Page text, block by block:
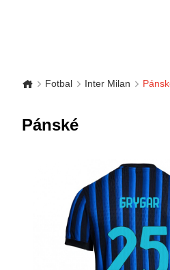
Fotbal Inter Milan
Pánské